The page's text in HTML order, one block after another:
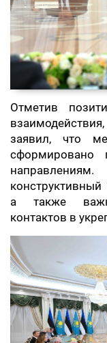
Отметив
заявил, что
сформировано
конструктивный
а также
контактов в